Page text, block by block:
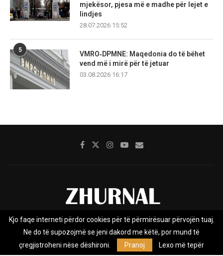
mjekësor, pjesa më e madhe për lejet e
lindjes
28.07.2026 15:52
5
VMRO‑DPMNE: Maqedonia do të bëhet
vend më i mirë për të jetuar
03.08.2026 16:17
Rreth nesh Impresumi Marketing
Privacy Policy
Kjo faqe interneti përdor cookies për të përmirësuar përvojën tuaj.
Ne do të supozojmë se jeni dakord me këtë, por mund të
çregjistroheni nëse dëshironi.
Pranoj Lexo më tepër